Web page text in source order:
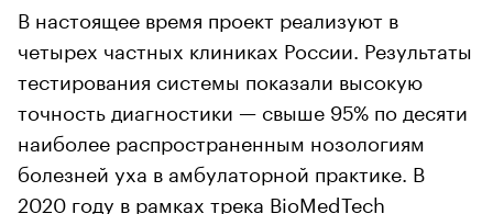
В настоящее время проект реализуют в
четырех частных клиниках России. Результаты
тестирования системы показали высокую
точность диагностики — свыше 95% по десяти
наиболее распространенным нозологиям
болезней уха в амбулаторной практике. В
2020 году в рамках трека BioMedTech